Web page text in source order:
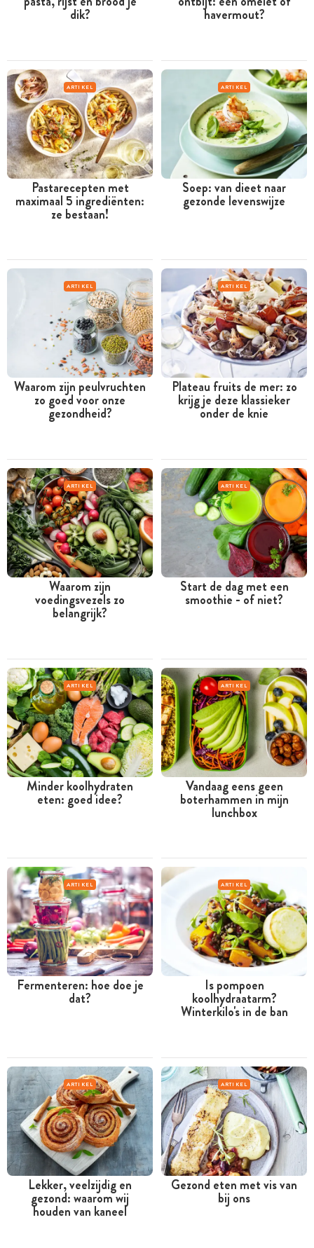
dik? havermout?
ARTIKEL
Pastarecepten met
maximaal 5 ingrediënten:
ze bestaan!
ARTIKEL
Soep: van dieet naar
gezonde levenswijze
ARTIKEL
Waarom zijn peulvruchten
zo goed voor onze
gezondheid?
ARTIKEL
Plateau fruits de mer: zo
krijg je deze klassieker
onder de knie
ARTIKEL
Waarom zijn
voedingsvezels zo
belangrijk?
ARTIKEL
Start de dag met een
smoothie - of niet?
ARTIKEL
Minder koolhydraten
eten: goed idee?
ARTIKEL
Vandaag eens geen
boterhammen in mijn
lunchbox
ARTIKEL
Fermenteren: hoe doe je
dat?
ARTIKEL
Is pompoen
koolhydraatarm?
Winterkilo's in de ban
ARTIKEL
Lekker, veelzijdig en
gezond: waarom wij
houden van kaneel
ARTIKEL
Gezond eten met vis van
bij ons